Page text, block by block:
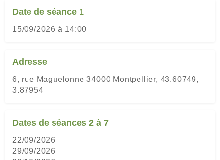
Date de séance 1
15/09/2026 à 14:00
Adresse
6, rue Maguelonne 34000 Montpellier, 43.60749,
3.87954
Dates de séances 2 à 7
22/09/2026
29/09/2026